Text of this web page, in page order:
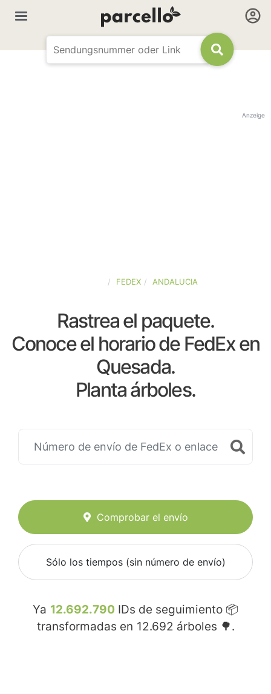
Anzeige
FEDEX ANDALUCIA
Rastrea el paquete.
Conoce el horario de FedEx en
Quesada.
Planta árboles.
Comprobar el envío
Sólo los tiempos (sin número de envío)
Ya 12.692.790 IDs de seguimiento 📦
transformadas en 12.692 árboles 🌳.